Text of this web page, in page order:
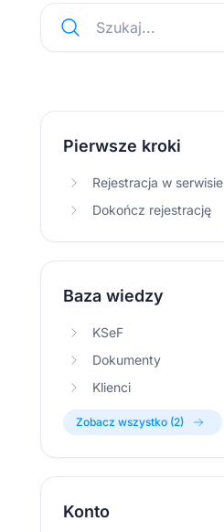
Szukaj...
Pierwsze kroki
Rejestracja w serwisie
Dokończ rejestrację
Baza wiedzy
KSeF
Dokumenty
Klienci
Zobacz wszystko (2)
Konto